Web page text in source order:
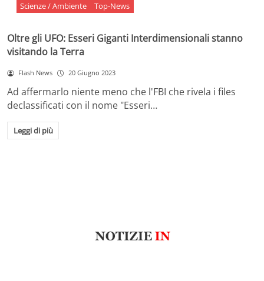
Scienze / Ambiente Top-News
Oltre gli UFO: Esseri Giganti Interdimensionali stanno
visitando la Terra
Flash News 20 Giugno 2023
Ad affermarlo niente meno che l'FBI che rivela i files
declassificati con il nome "Esseri…
Leggi di più